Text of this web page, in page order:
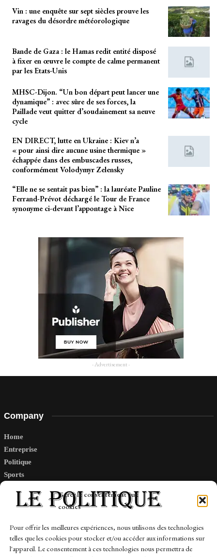
Gérer le consentement aux
cookies
Pour offrir les meilleures expériences, nous utilisons des technologies
telles que les cookies pour stocker et/ou accéder aux informations sur
l'appareil. Le consentement à ces technologies nous permettra de
Vin : une enquête sur sept siècles prouve les
ravages du désordre météorologique
Bande de Gaza : le Hamas redit entité disposé
à fixer en œuvre le compte de calme permanent
par les Etats-Unis
MHSC-Dijon. “Un bon départ peut lancer une
dynamique” : avec sûre de ses forces, la
Paillade veut quitter d’soudainement sa neuve
cycle
EN DIRECT, lutte en Ukraine : Kiev n’a
« pour ainsi dire aucune usine thermique »
échappée dans des embuscades russes,
conformément Volodymyr Zelensky
“Elle ne se sentait pas bien” : la lauréate Pauline
Ferrand-Prévot déchargé le Tour de France
synonyme ci-devant l’appontage à Nice
- Advertisement -
Company
Home
Entreprise
Politique
Sports
Links